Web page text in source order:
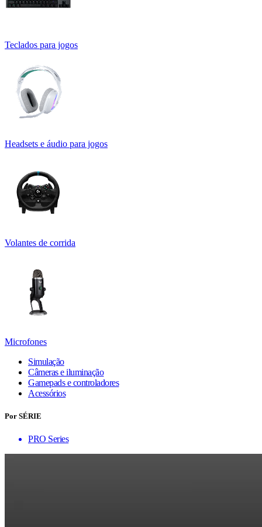
Teclados para jogos
Headsets e áudio para jogos
Volantes de corrida
Microfones
Simulação
Câmeras e iluminação
Gamepads e controladores
Acessórios
Por SÉRIE
PRO Series